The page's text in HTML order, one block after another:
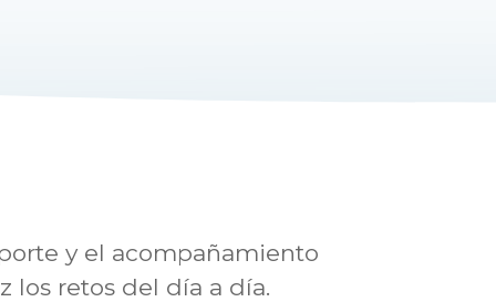
y el acompañamiento
los retos del día a día.